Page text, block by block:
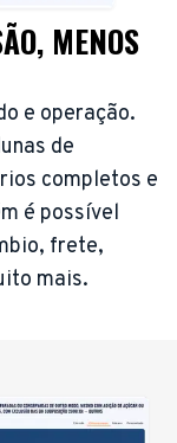
MENOS
e operação.
de
completos e
é possível
frete,
mais.